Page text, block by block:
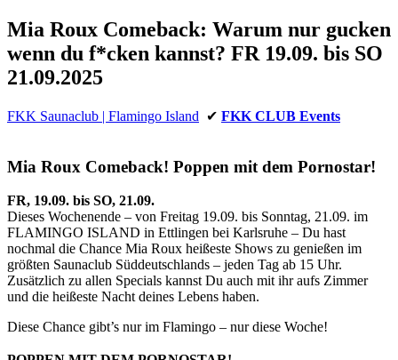
Mia Roux Comeback: Warum nur gucken
wenn du f*cken kannst? FR 19.09. bis SO
21.09.2025
FKK Saunaclub | Flamingo Island ✔ FKK CLUB Events
Mia Roux Comeback! Poppen mit dem Pornostar!
FR, 19.09. bis SO, 21.09.
Dieses Wochenende – von Freitag 19.09. bis Sonntag, 21.09. im
FLAMINGO ISLAND in Ettlingen bei Karlsruhe – Du hast
nochmal die Chance Mia Roux heißeste Shows zu genießen im
größten Saunaclub Süddeutschlands – jeden Tag ab 15 Uhr.
Zusätzlich zu allen Specials kannst Du auch mit ihr aufs Zimmer
und die heißeste Nacht deines Lebens haben.
Diese Chance gibt’s nur im Flamingo – nur diese Woche!